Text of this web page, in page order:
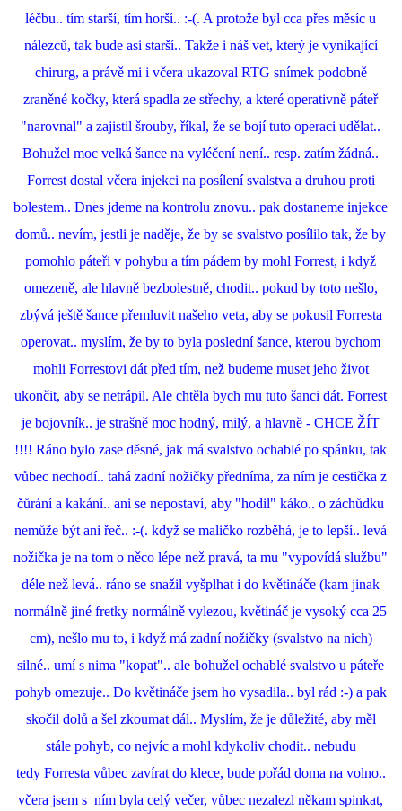
léčbu.. tím starší, tím horší.. :-(. A protože byl cca přes měsíc u
nálezců, tak bude asi starší.. Takže i náš vet, který je vynikající
chirurg, a právě mi i včera ukazoval RTG snímek podobně
zraněné kočky, která spadla ze střechy, a které operativně páteř
"narovnal" a zajistil šrouby, říkal, že se bojí tuto operaci udělat..
Bohužel moc velká šance na vyléčení není.. resp. zatím žádná..
Forrest dostal včera injekci na posílení svalstva a druhou proti
bolestem.. Dnes jdeme na kontrolu znovu.. pak dostaneme injekce
domů.. nevím, jestli je naděje, že by se svalstvo posílilo tak, že by
pomohlo páteři v pohybu a tím pádem by mohl Forrest, i když
omezeně, ale hlavně bezbolestně, chodit.. pokud by toto nešlo,
zbývá ještě šance přemluvit našeho veta, aby se pokusil Forresta
operovat.. myslím, že by to byla poslední šance, kterou bychom
mohli Forrestovi dát před tím, než budeme muset jeho život
ukončit, aby se netrápil. Ale chtěla bych mu tuto šanci dát. Forrest
je bojovník.. je strašně moc hodný, milý, a hlavně - CHCE ŽÍT
!!!! Ráno bylo zase děsné, jak má svalstvo ochablé po spánku, tak
vůbec nechodí.. tahá zadní nožičky předníma, za ním je cestička z
čůrání a kakání.. ani se nepostaví, aby "hodil" káko.. o záchůdku
nemůže být ani řeč.. :-(. když se maličko rozběhá, je to lepší.. levá
nožička je na tom o něco lépe než pravá, ta mu "vypovídá službu"
déle než levá.. ráno se snažil vyšplhat i do květináče (kam jinak
normálně jiné fretky normálně vylezou, květináč je vysoký cca 25
cm), nešlo mu to, i když má zadní nožičky (svalstvo na nich)
silné.. umí s nima "kopat".. ale bohužel ochablé svalstvo u páteře
pohyb omezuje.. Do květináče jsem ho vysadila.. byl rád :-) a pak
skočil dolů a šel zkoumat dál.. Myslím, že je důležité, aby měl
stále pohyb, co nejvíc a mohl kdykoliv chodit.. nebudu
tedy Forresta vůbec zavírat do klece, bude pořád doma na volno..
včera jsem s ním byla celý večer, vůbec nezalezl někam spinkat,